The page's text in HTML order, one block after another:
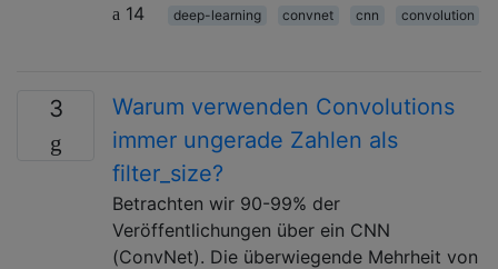
14
deep-learning convnet cnn convolution
3
Warum verwenden Convolutions
immer ungerade Zahlen als
filter_size?
Betrachten wir 90-99% der
Veröffentlichungen über ein CNN
(ConvNet). Die überwiegende Mehrheit von